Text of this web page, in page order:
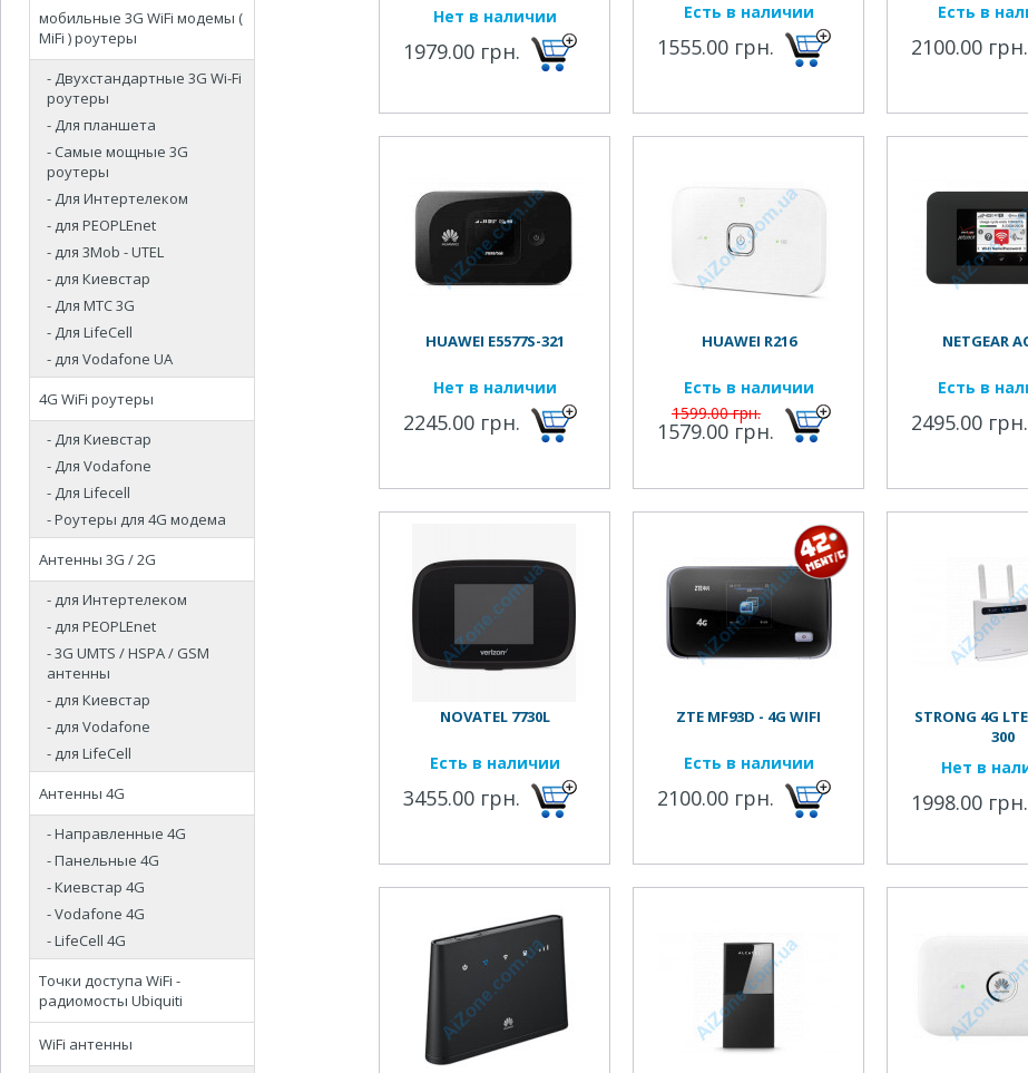
мобильные 3G WiFi модемы (
MiFi ) роутеры
- Двухстандартные 3G Wi-Fi
роутеры
- Для планшета
- Самые мощные 3G
роутеры
- Для Интертелеком
- для PEOPLEnet
- для 3Mob - UTEL
- для Киевстар
- Для МТС 3G
- Для LifeCell
- для Vodafone UA
4G WiFi роутеры
- Для Киевстар
- Для Vodafone
- Для Lifecell
- Роутеры для 4G модема
Антенны 3G / 2G
- для Интертелеком
- для PEOPLEnet
- 3G UMTS / HSPA / GSM
антенны
- для Киевстар
- для Vodafone
- для LifeCell
Антенны 4G
- Направленные 4G
- Панельные 4G
- Киевстар 4G
- Vodafone 4G
- LifeCell 4G
Точки доступа WiFi -
радиомосты Ubiquiti
WiFi антенны
Нет в наличии
1979.00 грн.
Есть в наличии
1555.00 грн.
Есть в
2100.00 грн.
HUAWEI E5577S-321
Нет в наличии
2245.00 грн.
HUAWEI R216
Есть в наличии
1599.00 грн.
1579.00 грн.
NETGEAR
Есть в
2495.00 грн.
NOVATEL 7730L
Есть в наличии
3455.00 грн.
ZTE MF93D - 4G WIFI
Есть в наличии
2100.00 грн.
STRONG 4G
300
Нет в
1998.00 грн.